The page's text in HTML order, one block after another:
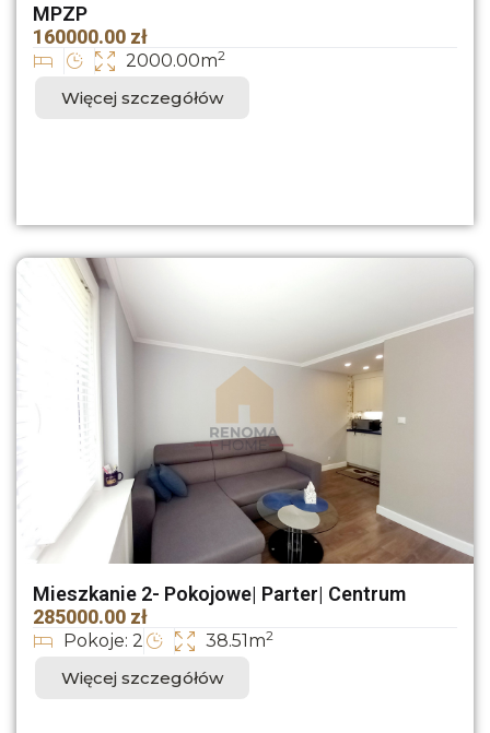
MPZP
160000.00 zł
2000.00m2
Więcej szczegółów
Mieszkanie 2- Pokojowe| Parter| Centrum
285000.00 zł
Pokoje: 2 38.51m2
Więcej szczegółów